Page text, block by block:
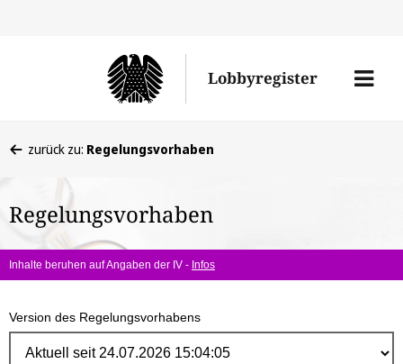
Lobbyregister
Menü
befinden
hier:
zurück zu: Regelungsvorhaben
Regelungsvorhaben
Inhalte beruhen auf Angaben der IV - Infos
Version des Regelungsvorhabens